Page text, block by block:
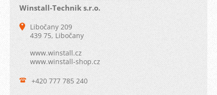
Winstall-Technik s.r.o.
Libočany 209
439 75, Libočany
www.winstall.cz
www.winstall-shop.cz
+420 777 785 240